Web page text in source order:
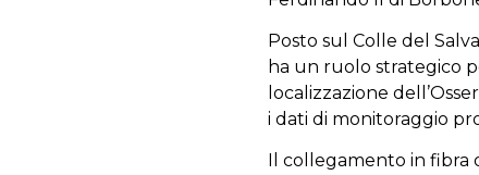
Posto sul Colle del
ha un ruolo strategico
localizzazione
i dati di monitoraggio
Il collegamento in fibra